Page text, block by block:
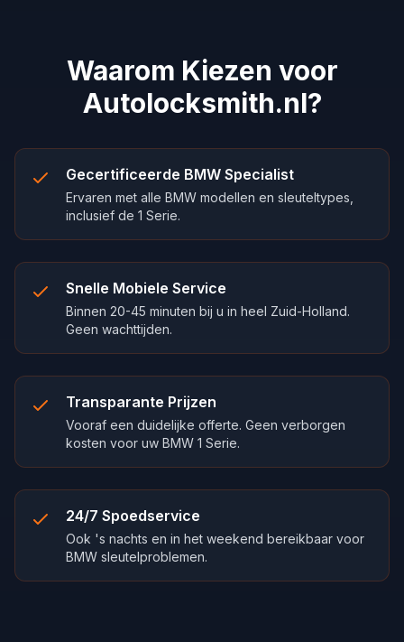
Waarom Kiezen voor
Autolocksmith.nl?
Gecertificeerde BMW Specialist
Ervaren met alle BMW modellen en sleuteltypes,
inclusief de 1 Serie.
Snelle Mobiele Service
Binnen 20-45 minuten bij u in heel Zuid-Holland.
Geen wachttijden.
Transparante Prijzen
Vooraf een duidelijke offerte. Geen verborgen
kosten voor uw BMW 1 Serie.
24/7 Spoedservice
Ook 's nachts en in het weekend bereikbaar voor
BMW sleutelproblemen.